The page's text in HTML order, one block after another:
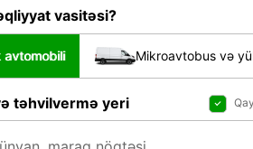
vasitəsi?
avtomobili Mikroavtobus və
təhvilvermə yeri